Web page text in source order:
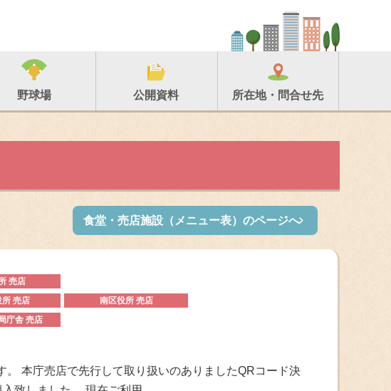
野球場 公開資料 所在地・問合せ先
食堂・売店施設（メニュー表）のページへ
売店
売店
南区役所 売店
庁舎 売店
本庁売店で先行して取り扱いのありましたQRコード決